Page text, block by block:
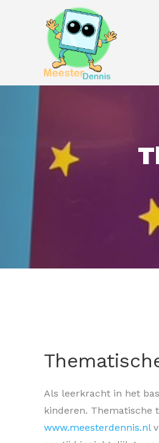
Als leerkracht in het
kinderen. Thematische
www.meesterdennis.nl